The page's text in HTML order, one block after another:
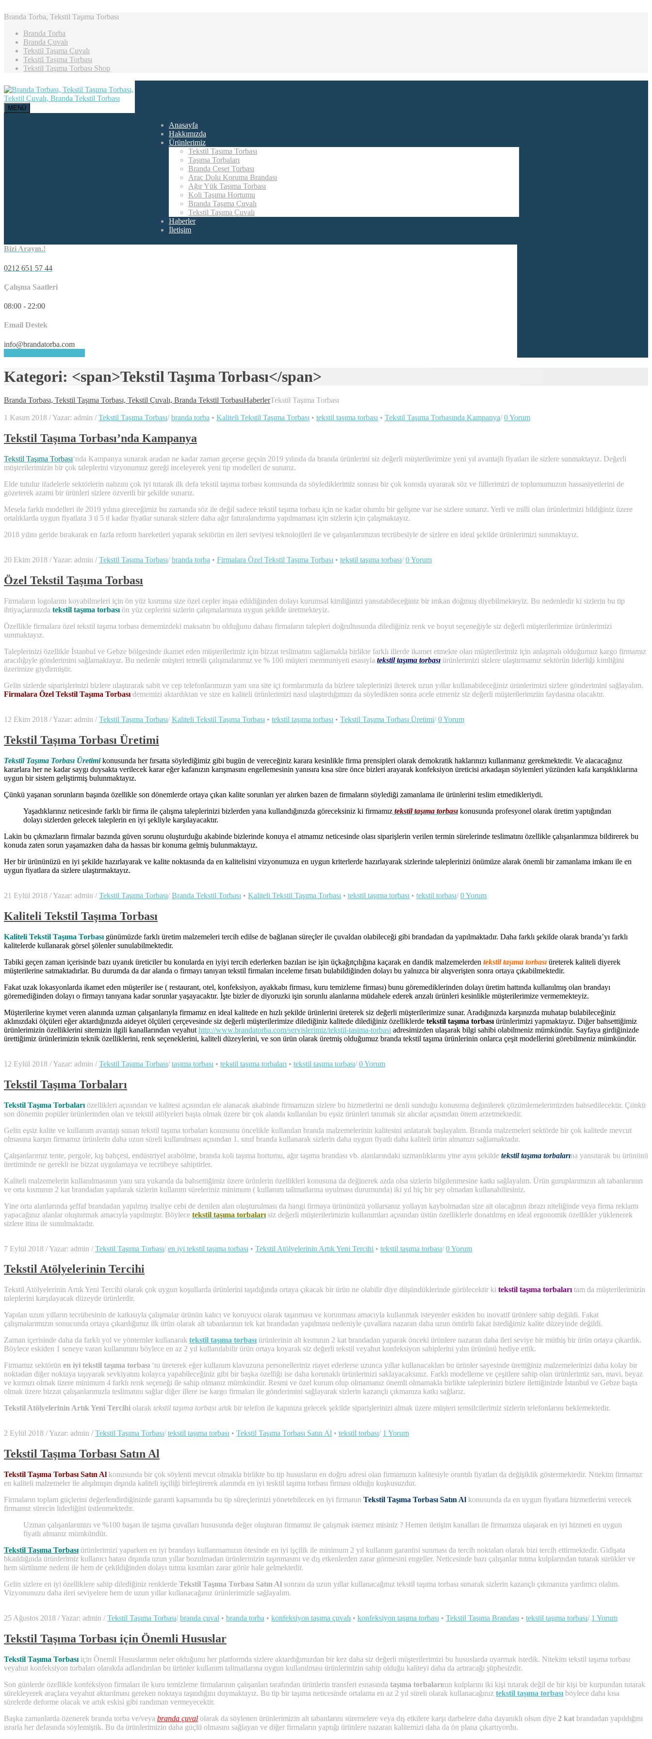
Branda Torba, Tekstil Taşıma Torbası
Branda Torba
Branda Çuvalı
Tekstil Taşıma Çuvalı
Tekstil Taşıma Torbası
Tekstil Taşıma Torbası Shop
MENÜ
Anasayfa
Hakkımızda
Ürünlerimiz
Tekstil Taşıma Torbası
Taşıma Torbaları
Branda Ceset Torbası
Araç Dolu Koruma Brandası
Ağır Yük Taşıma Torbası
Koli Taşıma Hortumu
Branda Taşıma Çuvalı
Tekstil Taşıma Çuvalı
Haberler
İletişim
Bizi Arayın.!
0212 651 57 44
Çalışma Saatleri
08:00 - 22:00
Email Destek
info@brandatorba.com
Kategori: <span>Tekstil Taşıma Torbası</span>
Branda Torbası, Tekstil Taşıma Torbası, Tekstil Çuvalı, Branda Tekstil TorbasıHaberlerTekstil Taşıma Torbası
1 Kasım 2018 /Yazar: admin / Tekstil Taşıma Torbası/ branda torba • Kaliteli Tekstil Taşıma Torbası • tekstil taşıma torbası • Tekstil Taşıma Torbasında Kampanya/ 0 Yorum
Tekstil Taşıma Torbası’nda Kampanya
Tekstil Taşıma Torbası‘nda Kampanya sunarak aradan ne kadar zaman geçerse geçsin 2019 yılında da branda ürünlerini siz değerli müşterilerimize yeni yıl avantajlı fiyatları ile sizlere sunmaktayız. Değerli
müşterilerimizin bir çok taleplerini vizyonumuz gereği inceleyerek yeni tip modelleri de sunarız.
Elde tutulur ifadelerle sektörlerin nabzını çok iyi tutarak ilk defa tekstil taşıma torbası konusunda da söylediklerimiz sonrası bir çok konuda uyararak söz ve fiillerimizi de toplumumuzun hassasiyetlerini de
gözeterek azami bir ürünleri sizlere özverili bir şekilde sunarız.
Mesela farklı modelleri ile 2019 yılına gireceğimiz bu zamanda söz ile değil sadece tekstil taşıma torbası için ne kadar olumlu bir gelişme var ise sizlere sunarız. Yerli ve milli olan ürünlerimizi bildiğiniz üzere
ortalıklarda uygun fiyatlara 3 tl 5 tl kadar fiyatlar sunarak sizlere daha ağır faturalandırma yapılmaması için sizlerin için çalışmaktayız.
2018 yılını geride bırakarak en fazla reform hareketleri yaparak sektörün en ileri seviyesi teknolojileri ile ve çalışanlarımızın tecrübesiyle de sizlere en ideal şekilde ürünlerimizi sunmaktayız.
20 Ekim 2018 /Yazar: admin / Tekstil Taşıma Torbası/ branda torba • Firmalara Özel Tekstil Taşıma Torbası • tekstil taşıma torbası/ 0 Yorum
Özel Tekstil Taşıma Torbası
Firmaların logolarını koyabilmeleri için ön yüz kısmına size özel cepler inşaa edildiğinden dolayı kurumsal kimliğinizi yansıtabileceğiniz bir imkan doğmuş diyebilmekteyiz. Bu nedenledir ki sizlerin bu tip
ihtiyaçlarınızda tekstil taşıma torbası ön yüz ceplerini sizlerin çalışmalarınıza uygun şekilde üretmekteyiz.
Özellikle firmalara özel tekstil taşıma torbası dememizdeki maksatın bu olduğunu dahası firmaların talepleri doğrultusunda dilediğiniz renk ve boyut seçeneğiyle siz değerli müşterilerimize ürünlerimizi
sunmaktayız.
Taleplerinizi özellikle İstanbul ve Gebze bölgesinde ikamet eden müşterilerimiz için bizzat teslimatını sağlamakla birlikte farklı illerde ikamet etmekte olan müşterilerimiz için anlaşmalı olduğumuz kargo firmamız
aracılığıyle gönderimini sağlamaktayız. Bu nedenle müşteri temelli çalışmalarımız ve % 100 müşteri memnuniyeti esasıyla tekstil taşıma torbası ürünlerimizi sizlere ulaştırmamız sektörün liderliği kimliğini
üzerimize giydirmiştir.
Gelin sizlerde siparişlerinizi bizlere ulaştırarak sabit ve cep telefonlarımızın yanı sıra site içi formlarımızla da bizlere taleplerinizi ileterek uzun yıllar kullanabileceğiniz ürünlerimizi sizlere gönderimini sağlayalım.
Firmalara Özel Tekstil Taşıma Torbası dememizi aktardıktan ve size en kaliteli ürünlerimizi nasıl ulaştırdığımızı da söyledikten sonra acele etmeniz siz değerli müşterilerimziin faydasına olacaktır.
12 Ekim 2018 /Yazar: admin / Tekstil Taşıma Torbası/ Kaliteli Tekstil Taşıma Torbası • tekstil taşıma torbası • Tekstil Taşıma Torbası Üretimi/ 0 Yorum
Tekstil Taşıma Torbası Üretimi
Tekstil Taşıma Torbası Üretimikonusunda her fırsatta söylediğimiz gibi bugün de vereceğiniz karara kesinlikle firma prensipleri olarak demokratik haklarınızı kullanmanız gerekmektedir. Ve alacacağınız
kararlara her ne kadar saygı duysakta verilecek karar eğer kafanızın karışmasını engellemesinin yanısıra kısa süre önce bizleri arayarak konfeksiyon üreticisi arkadaşın söylemleri yüzünden kafa karışıklıklarına
uygun bir sistem geliştirmiş bulunmaktayız.
Çünkü yaşanan sorunların başında özellikle son dönemlerde ortaya çıkan kalite sorunları yer alırken bazen de firmaların söylediği zamanlama ile ürünlerini teslim etmedikleriydi.
Yaşadıklarınız neticesinde farklı bir firma ile çalışma taleplerinizi bizlerden yana kullandığınızda göreceksiniz ki firmamız tekstil taşıma torbası konusunda profesyonel olarak üretim yaptığından
dolayı sizlerden gelecek taleplerin en iyi şekliyle karşılayacaktır.
Lakin bu çıkmazların firmalar bazında güven sorunu oluşturduğu akabinde bizlerinde konuya el atmamız neticesinde olası siparişlerin verilen termin sürelerinde teslimatını özellikle çalışanlarımıza bildirerek bu
konuda zaten sorun yaşamazken daha da hassas bir konuma gelmiş bulunmaktayız.
Her bir ürününüzü en iyi şekilde hazırlayarak ve kalite noktasında da en kalitelisini vizyonumuza en uygun kriterlerde hazırlayarak sizlerinde taleplerinizi önümüze alarak önemli bir zamanlama imkanı ile en
uygun fiyatlara da sizlere ulaştırmaktayız.
21 Eylül 2018 /Yazar: admin / Tekstil Taşıma Torbası/ Branda Tekstil Torbası • Kaliteli Tekstil Taşıma Torbası • tekstil taşıma torbası • tekstil torbası/ 0 Yorum
Kaliteli Tekstil Taşıma Torbası
Kaliteli Tekstil Taşıma Torbası günümüzde farklı üretim malzemeleri tercih edilse de bağlanan süreçler ile çuvaldan olabileceği gibi brandadan da yapılmaktadır. Daha farklı şekilde olarak branda’yı farklı
kalitelerde kullanarak görsel şölenler sunulabilmektedir.
Tabiki geçen zaman içerisinde bazı uyanık üreticiler bu konularda en iyiyi tercih ederlerken bazıları ise işin üçkağıtçılığına kaçarak en dandik malzemelerden tekstil taşıma torbası üreterek kaliteli diyerek
müşterilerine satmaktadırlar. Bu durumda da dar alanda o firmayı tanıyan tekstil firmaları inceleme fırsatı bulabildiğinden dolayı bu yalnızca bir alışverişten sonra ortaya çıkabilmektedir.
Fakat uzak lokasyonlarda ikamet eden müşteriler ise ( restaurant, otel, konfeksiyon, ayakkabı firması, kuru temizleme firması) bunu göremediklerinden dolayı üretim hattında kullanılmış olan brandayı
göremediğinden dolayı o firmayı tanıyana kadar sorunlar yaşayacaktır. İşte bizler de diyoruzki işin sorunlu alanlarına müdahele ederek arızalı ürünleri kesinlikle müşterilerimize vermemekteyiz.
Müşterilerine kıymet veren alanında uzman çalışanlarıyla firmamız en ideal kalitede en hızlı şekilde ürünlerini üreterek siz değerli müşterilerimize sunar. Aradığınızda karşınızda muhatap bulabileceğiniz
aklınızdaki ölçüleri eğer aktardığınızda aideyet ölçüleri çerçevesinde siz değerli müşterilerimize dilediğiniz kalitede dilediğiniz özelliklerde tekstil taşıma torbası ürünlerimizi yapmaktayız. Diğer bahsettiğimiz
ürünlerimizin özelliklerini sitemizin ilgili kanallarından veyahut http://www.brandatorba.com/servislerimiz/tekstil-tasima-torbasi adresimizden ulaşarak bilgi sahibi olabilmeniz mümkündür. Sayfaya girdiğinizde
ürettiğimiz ürünlerimizin teknik özelliklerini, renk seçeneklerini, kaliteli düzeylerini, ve son ürün olarak üretmiş olduğumuz branda tekstil taşıma ürünlerinin onlarca çeşit modellerini görebilmeniz mümkündür.
12 Eylül 2018 /Yazar: admin / Tekstil Taşıma Torbası/ taşıma torbası • tekstil taşıma torbaları • tekstil taşıma torbası/ 0 Yorum
Tekstil Taşıma Torbaları
Tekstil Taşıma Torbaları özellikleri açısından ve kalitesi açısından ele alanacak akabinde firmamızın sizlere bu hizmetlerini ne denli sunduğu konusuna değinilerek çözümlemelerimizden bahsedilecektir. Çünkü
son dönemin popüler ürünlerinden olan ve tekstil atölyeleri başta olmak üzere bir çok alanda kullanılan bu eşsiz ürünleri tanımak siz alıcılar açısından önem arzetmektedir.
Gelin eşsiz kalite ve kullanım avantajı sunan tekstil taşıma torbaları konusunu öncelikle kullanılan branda malzemelerinin kalitesini anlatarak başlayalım. Branda malzemeleri sektörde bir çok kalitede mevcut
olmasına karşın firmamız ürünlerin daha uzun süreli kullanılması açısından 1. sınıf branda kullanarak sizlerin daha uygun fiyatlı daha kaliteli ürün almanızı sağlamaktadır.
Çalışanlarımız tente, pergole, kış bahçesi, endüstriyel arabölme, branda koli taşıma hortumu, ağır taşıma brandası vb. alanlarındaki uzmanlıklarını yine aynı şekilde tekstil taşıma torbalarına yansıtarak bu ürününü
üretiminde ne gerekli ise bizzat uygulamaya ve tecrübeye sahiptirler.
Kaliteli malzemelerin kullanılmasının yanı sıra yukarıda da bahsettiğimiz üzere ürünlerin özellikleri konusuna da değinerek azda olsa sizlerin bilgilenmesine katkı sağlayalım. Ürün guruplarımızın alt tabanlarının
ve orta kısmının 2 kat brandadan yapılarak sizlerin kullanım süreleriniz minimum ( kullanım talimatlarına uyulması durumunda) iki yıl hiç bir şey olmadan kullanabilirsiniz.
Yine orta alanlarında şeffaf brandadan yapılmış irsaliye cebi de denilen alan oluşturulması da hangi firmaya ürününüzü yollarsanız yollayın kaybolmadan size ait olacağının ibrazı niteliğinde veya firma reklamı
yapacağınız alanlar oluşturmak amacıyla yapılmıştır. Böylece tekstil taşıma torbaları siz değerli müşterilerimizin kullanımları açısından üstün özelliklerle donatılmış en ideal ergonomik özellikler yüklenerek
sizlere itina ile sunulmaktadır.
7 Eylül 2018 /Yazar: admin / Tekstil Taşıma Torbası/ en iyi tekstil taşıma torbası • Tekstil Atölyelerinin Artık Yeni Tercihi • tekstil taşıma torbası/ 0 Yorum
Tekstil Atölyelerinin Tercihi
Tekstil Atölyelerinin Artık Yeni Tercihi olarak çok uygun koşullarda ürünlerini taşıdığında ortaya çıkacak bir ürün ne olabilir diye düşündüklerinde görülecektir ki tekstil taşıma torbaları tam da müşterilerimizin
taleplerini karşılayacak düzeyde ürünlerdir.
Yapılan uzun yılların tecrübesinin de katkısıyla çalışmalar ürünün kalıcı ve koruyucu olarak taşınması ve korunması amacıyla kullanmak isteyenler eskiden bu inovatif ürünlere sahip değildi. Fakat
çalışmalarımızın sonucunda ortaya çıkardığımız ilk ürün olarak alt tabanlarının tek kat brandadan yapılması nedeniyle çuvallara nazaran daha uzun ömürlü fakat istediğimiz kalite düzeyinde değildi.
Zaman içerisinde daha da farklı yol ve yöntemler kullanarak tekstil taşıma torbası ürünlerinin alt kısmının 2 kat brandadan yaparak önceki ürünlere nazaran daha ileri seviye bir müthiş bir ürün ortaya çıkardık.
Böylece eskiden 1 seneye varan kullanımını böylece en az 2 yıl kullanılabilir ürün ortaya koyarak siz değerli tekstil veyahut konfeksiyon sahiplerini yılın ürününü hediye ettik.
Firmamız sektörün en iyi tekstil taşıma torbası ‘nı üreterek eğer kullanım klavuzuna personelleriniz riayet ederlerse uzunca yıllar kullanacakları bu ürünler sayesinde ürettiğiniz malzemelerinizi daha kolay bir
noktadan diğer noktaya taşıyarak sevkiyatını kolayca yapabileceğiniz gibi bir başka özelliği ise daha korunaklı ürünlerinizi saklayacaksınız. Farklı modelleme ve çeşitlere sahip olan ürünlerimiz sarı, mavi, beyaz
ve kırmızı olmak üzere minimum 4 farklı renk seçeneği ile sahip olmanız mümkündür. Resmi ve özel kurum olup olmamanız önemli olmamakla birlikte taleplerinizi bizlere ilettiğinizde İstanbul ve Gebze başta
olmak üzere bizzat çalışanlarımızla teslimatını sağlar diğer illere ise kargo firmaları ile gönderimini sağlayarak sizlerin kazançlı çıkmanıza katkı sağlarız.
Tekstil Atölyelerinin Artık Yeni Tercihi olarak tekstil taşıma torbası artık bir telefon ile kapınıza gelecek şekilde siparişlerinizi almak üzere müşteri temsilcilerimiz sizlerin telefonlarını beklemektedir.
2 Eylül 2018 /Yazar: admin / Tekstil Taşıma Torbası/ tekstil taşıma torbası • Tekstil Taşıma Torbası Satın Al • tekstil torbası/ 1 Yorum
Tekstil Taşıma Torbası Satın Al
Tekstil Taşıma Torbası Satın Al konusunda bir çok söylenti mevcut olmakla birlikte bu tip hususların en doğru adresi olan firmamızın kalitesiyle orantılı fiyatları da değişiklik göstermektedir. Nitekim firmamız
en kaliteli malzemeler ile alışılmışın dışında kaliteli işçiliği birleştirerek alanında en iyi tesktil taşıma torbası firması olduğu kuşkusuzdur.
Firmaların toplam güçlerini değerlendirdiğinizde garanti kapsamında bu tip süreçlerinizi yönetebilecek en iyi firmanın Tekstil Taşıma Torbası Satın Al konusunda da en uygun fiyatlara hizmetlerini verecek
firmamız sürecin liderliğini üstlenmektedir.
Uzman çalışanlarımızı ve %100 başarı ile taşıma çuvalları hususunda değer oluşturan firmamız ile çalışmak istemez misiniz ? Hemen iletişim kanalları ile firmamıza ulaşarak en iyi hizmeti en uygun
fiyatlı almanız mümkündür.
Tekstil Taşıma Torbası ürünlerimizi yaparken en iyi brandayı kullanmamızın ötesinde en iyi işçilik ile minimum 2 yıl kullanım garantisi sunması da tercih noktaları olarak bizi tercih ettirmektedir. Gidişata
bkaıldığında ürünlerimiz kullanıcı hatası dışında uzun yıllar bozulmadan ürünlerinizin taşınmasını ve dış etkenlerden zarar görmesini engeller. Neticesinde bazı çalışanlar tutma kulplarından tutarak sürükler ve
hem sürtünme nedeni ile hem de çekildiğinden dolayı tutma kısımları zarar görür hale gelmektedir.
Gelin sizlere en iyi özelliklere sahip dilediğiniz renklerde Tekstil Taşıma Torbası Satın Al sonrası da uzun yıllar kullanacağınız tekstil taşıma torbası sunarak sizlerin kazançlı çıkmanıza yardımcı olalım.
Vizyonunuzu daha ileri seviyelere hem de uzun yıllar kullanacağınız ürünlerimizle sağlayalım.
25 Ağustos 2018 /Yazar: admin / Tekstil Taşıma Torbası/ branda çuval • branda torba • konfeksiyon taşıma çuvalı • konfeksiyon taşıma torbası • Tekstil Taşıma Brandası • tekstil taşıma torbası/ 1 Yorum
Tekstil Taşıma Torbası için Önemli Hususlar
Tekstil Taşıma Torbası için Önemli Hususlarının neler olduğunu her platformda sizlere aktardığımızdan bir kez daha siz değerli müşterilerimizi bu hususlarda uyarmak istedik. Nitekim tekstil taşıma torbası
veyahut konfeksiyon torbaları olarakda adlandırılan bu ürünler kullanım talimatlarına uygun kullanılması ürünlerinizin sahip olduğu kaliteyi daha da artıracağı şüphesizdir.
Son günlerde özellikle konfeksiyon firmaları ile kuru temizleme firmalarının çalışanları tarafından ürünlerin transferi esnasında taşıma torbalarının kulplarını iki kişi tutarak değil de bir kişi bir kurpundan tutarak
sürekleyerek araçlara veyahut aktarılması gereken noktaya taşındığını duymaktayız. Bu tip bir taşıma neticesinde ortalama en az 2 yıl süreli olarak kullanacağınız tekstil taşıma torbası böylece daha kısa
sürelerde deforme olacak ve artık eskisi gibi randıman vermeyecektir.
Başka zamanlarda özenerek branda torba ve/veya branda çuval olarak da söylenen ürünlerimizin alt tabanlarını süremelere veya dış etkilere karşı darbelere daha dayanıklı olsun diye 2 kat brandadan yapıldığını
ısrarla her defasında söylemiştik. Bu da ürünlerimizin daha güçlü olmasını sağlayan ve diğer firmaların yaptığı ürünlere nazaran kalitemizi daha da ön plana çıkartıyordu.